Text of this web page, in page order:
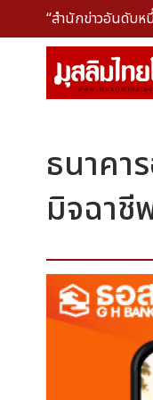
“สำนักข่าวอันดับ
ธนาคา
มิจฉาชี